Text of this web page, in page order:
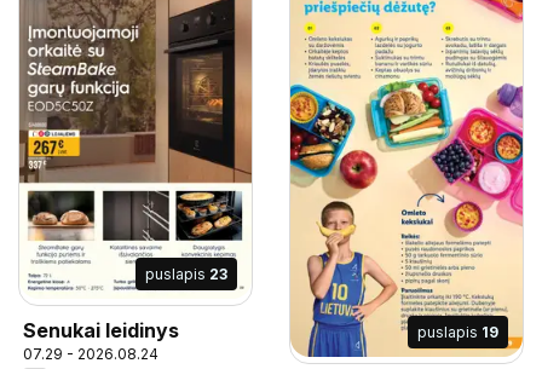
puslapis 23
Senukai leidinys
07.29 - 2026.08.24
puslapis 19